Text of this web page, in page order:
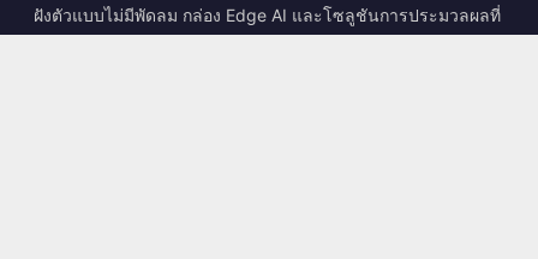
ฝังตัวแบบไม่มีพัดลม กล่อง Edge AI และโซลูชันการประมวลผลที่
ทนทาน